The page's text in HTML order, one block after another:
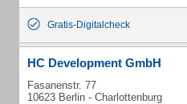
Gratis-Digitalcheck
HC Development GmbH
Fasanenstr. 77
10623 Berlin - Charlottenburg